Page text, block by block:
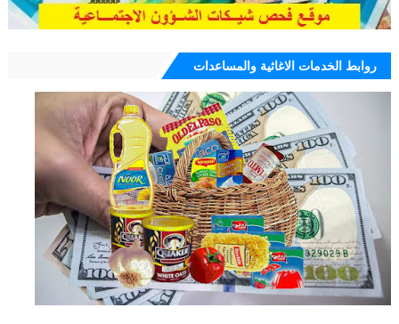
روابط الخدمات الاغاثية والمساعدات